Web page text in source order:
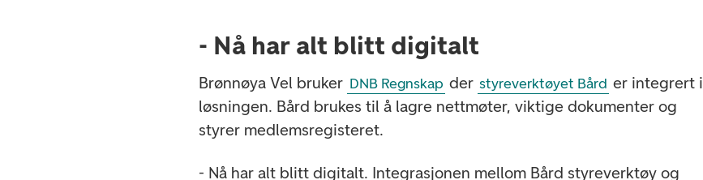
- Nå har alt blitt digitalt
Brønnøya Vel bruker DNB Regnskap der styreverktøyet Bård er integrert i
løsningen. Bård brukes til å lagre nettmøter, viktige dokumenter og
styrer medlemsregisteret.
- Nå har alt blitt digitalt. Integrasjonen mellom Bård styreverktøy og